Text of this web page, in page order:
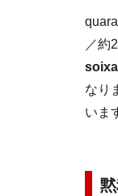
／約
なり
いま